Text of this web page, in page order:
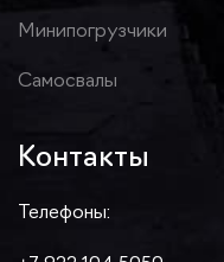
Минипогрузчики
Самосвалы
Контакты
Телефоны: